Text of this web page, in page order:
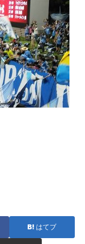
はてブ